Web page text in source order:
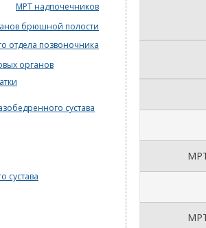
МРТ надпочечников
брюшной полости
отдела позвоночника
органов
сустава
сустава